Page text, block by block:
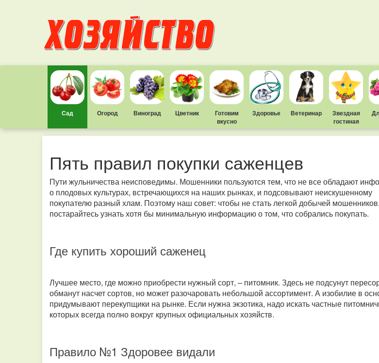
Сад Огород Виноград Цветник
Готовим
вкусно
Здоровье Ветеринар
Звездная
гостиная
Пять правил покупки саженцев
Пути жульничества неисповедимы. Мошенники пользуются тем, что не все обладают
о плодовых культурах, встречающихся на наших рынках, и подсовывают неискушенному
покупателю разный хлам. Поэтому наш совет: чтобы не стать легкой добычей мошенников,
постарайтесь узнать хотя бы минимальную информацию о том, что собрались покупать.
Где купить хороший саженец
Лучшее место, где можно приобрести нужный сорт, – питомник. Здесь не подсунут
обманут насчет сортов, но может разочаровать небольшой ассортимент. А изобилие в
придумывают перекупщики на рынке. Если нужна экзотика, надо искать частные
которых всегда полно вокруг крупных официальных хозяйств.
Правило №1 Здоровее видали